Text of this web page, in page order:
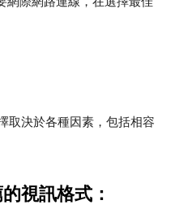
取決於各種因素，包括相容
視訊格式：